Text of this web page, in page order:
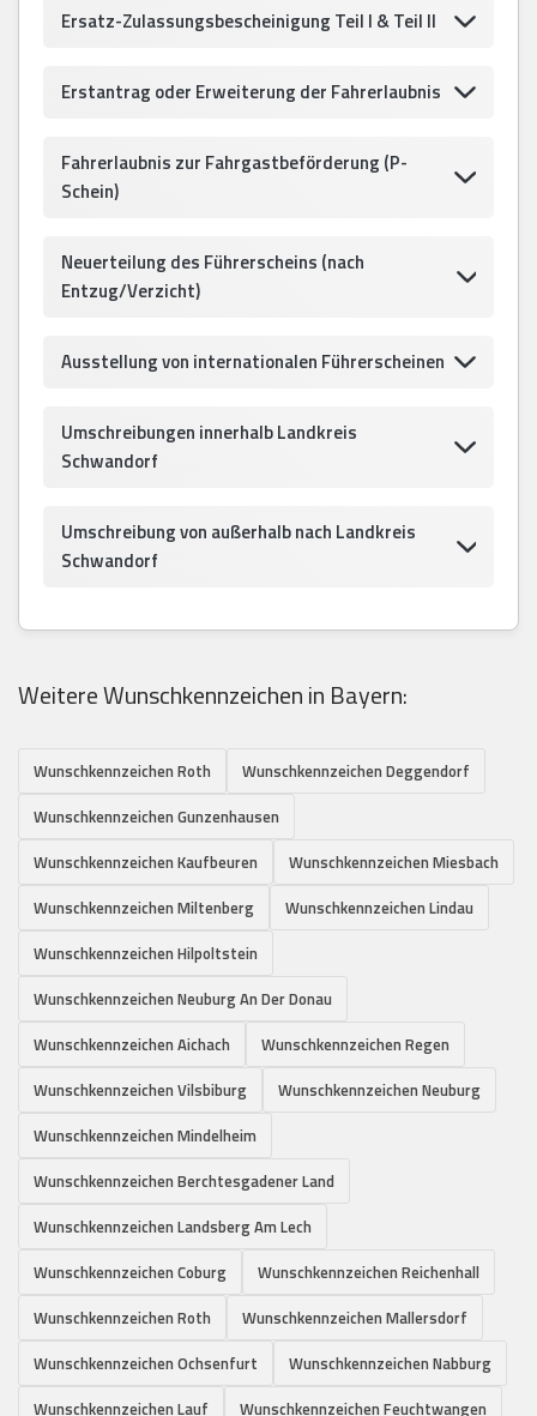
Ersatz-Zulassungsbescheinigung Teil I & Teil II
Erstantrag oder Erweiterung der Fahrerlaubnis
Fahrerlaubnis zur Fahrgastbeförderung (P-
Schein)
Neuerteilung des Führerscheins (nach
Entzug/Verzicht)
Ausstellung von internationalen Führerscheinen
Umschreibungen innerhalb Landkreis
Schwandorf
Umschreibung von außerhalb nach Landkreis
Schwandorf
Weitere Wunschkennzeichen in Bayern:
Wunschkennzeichen Roth
Wunschkennzeichen Deggendorf
Wunschkennzeichen Gunzenhausen
Wunschkennzeichen Kaufbeuren
Wunschkennzeichen Miesbach
Wunschkennzeichen Miltenberg
Wunschkennzeichen Lindau
Wunschkennzeichen Hilpoltstein
Wunschkennzeichen Neuburg An Der Donau
Wunschkennzeichen Aichach
Wunschkennzeichen Regen
Wunschkennzeichen Vilsbiburg
Wunschkennzeichen Neuburg
Wunschkennzeichen Mindelheim
Wunschkennzeichen Berchtesgadener Land
Wunschkennzeichen Landsberg Am Lech
Wunschkennzeichen Coburg
Wunschkennzeichen Reichenhall
Wunschkennzeichen Roth
Wunschkennzeichen Mallersdorf
Wunschkennzeichen Ochsenfurt
Wunschkennzeichen Nabburg
Wunschkennzeichen Lauf
Wunschkennzeichen Feuchtwangen